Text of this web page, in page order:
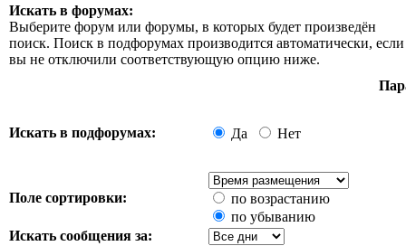
Искать в форумах:
Выберите форум или форумы, в которых будет произведён
поиск. Поиск в подфорумах производится автоматически, если
вы не отключили соответствующую опцию ниже.
Искать в подфорумах: Да Нет
Поле сортировки:
по возрастанию
по убыванию
Искать сообщения за: